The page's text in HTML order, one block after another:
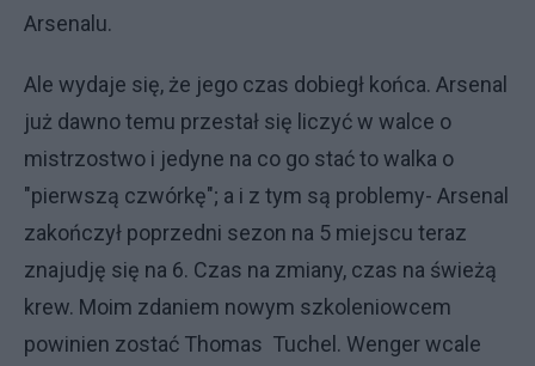
Arsenalu.
Ale wydaje się, że jego czas dobiegł końca. Arsenal
już dawno temu przestał się liczyć w walce o
mistrzostwo i jedyne na co go stać to walka o
"pierwszą czwórkę"; a i z tym są problemy- Arsenal
zakończył poprzedni sezon na 5 miejscu teraz
znajudję się na 6. Czas na zmiany, czas na świeżą
krew. Moim zdaniem nowym szkoleniowcem
powinien zostać Thomas Tuchel. Wenger wcale